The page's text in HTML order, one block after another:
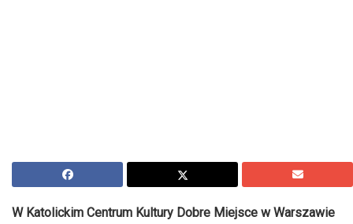
W Katolickim Centrum Kultury Dobre Miejsce w Warszawie